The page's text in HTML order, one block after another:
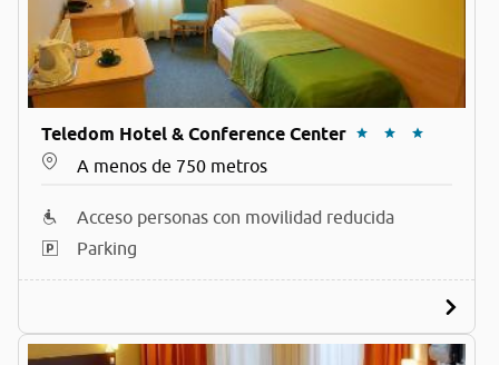
Teledom Hotel & Conference Center
A menos de 750 metros
Acceso personas con movilidad reducida
Parking